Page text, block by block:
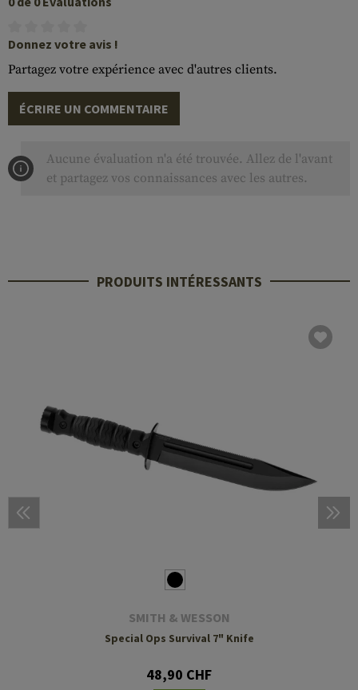
Donnez votre avis !
Partagez votre expérience avec d'autres clients.
ÉCRIRE UN COMMENTAIRE
Aucune évaluation n'a été trouvée. Allez de l'avant
et partagez vos connaissances avec les autres.
PRODUITS INTÉRESSANTS
SMITH & WESSON
Special Ops Survival 7" Knife
48,90 CHF